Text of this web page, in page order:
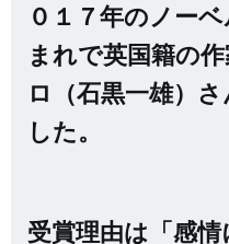
０１７年のノー
まれで英国籍の
ロ（石黒一雄）
した。
受賞理由は「感